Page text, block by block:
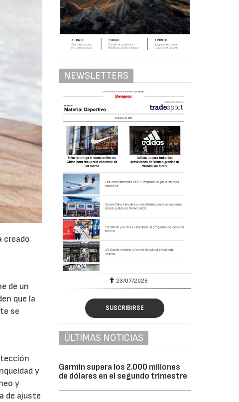
creado
de un
que la
se
y
y
de ajuste
NEWSLETTERS
23/07/2026
SUSCRIBIRSE
ÚLTIMAS NOTICIAS
Garmin supera los 2.000 millones
de dólares en el segundo trimestre